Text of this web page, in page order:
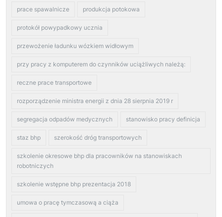
prace spawalnicze produkcja potokowa
protokół powypadkowy ucznia
przewożenie ładunku wózkiem widłowym
przy pracy z komputerem do czynników uciążliwych należą:
reczne prace transportowe
rozporządzenie ministra energii z dnia 28 sierpnia 2019 r
segregacja odpadów medycznych stanowisko pracy definicja
staz bhp szerokość dróg transportowych
szkolenie okresowe bhp dla pracowników na stanowiskach
robotniczych
szkolenie wstępne bhp prezentacja 2018
umowa o pracę tymczasową a ciąża